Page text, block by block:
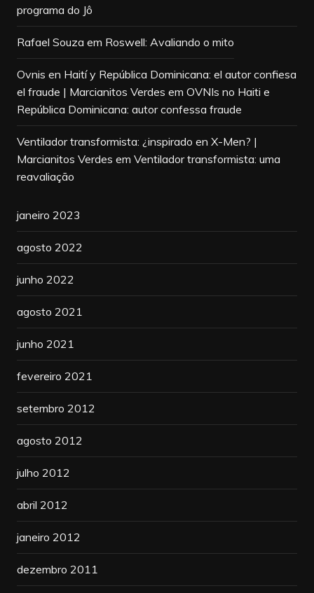
programa do Jô
Rafael Souza em Roswell: Avaliando o mito
Ovnis en Haití y República Dominicana: el autor confiesa
el fraude | Marcianitos Verdes em OVNIs no Haiti e
República Dominicana: autor confessa fraude
Ventilador transformista: ¿inspirado en X-Men? |
Marcianitos Verdes em Ventilador transformista: uma
reavaliação
janeiro 2023
agosto 2022
junho 2022
agosto 2021
junho 2021
fevereiro 2021
setembro 2012
agosto 2012
julho 2012
abril 2012
janeiro 2012
dezembro 2011